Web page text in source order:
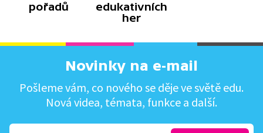
pořadů
edukativních
her
Novinky na e-mail
Pošleme vám, co nového se děje ve světě edu.
Nová videa, témata, funkce a další.